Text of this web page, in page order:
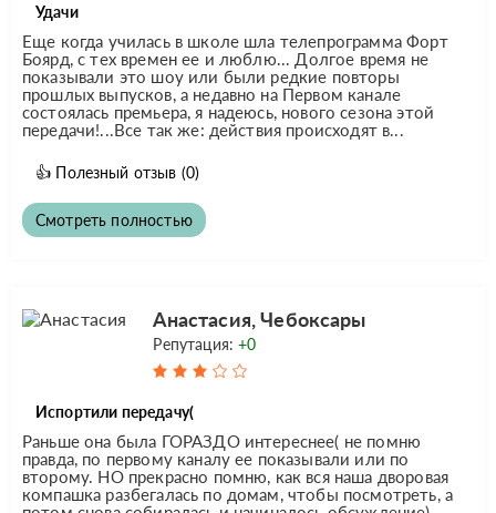
Удачи
Еще когда училась в школе шла телепрограмма Форт
Боярд, с тех времен ее и люблю... Долгое время не
показывали это шоу или были редкие повторы
прошлых выпусков, а недавно на Первом канале
состоялась премьера, я надеюсь, нового сезона этой
передачи!...Все так же: действия происходят в...
👍 Полезный отзыв (0)
Смотреть полностью
Анастасия, Чебоксары
Репутация:+0
Испортили передачу(
Раньше она была ГОРАЗДО интереснее( не помню
правда, по первому каналу ее показывали или по
второму. НО прекрасно помню, как вся наша дворовая
компашка разбегалась по домам, чтобы посмотреть, а